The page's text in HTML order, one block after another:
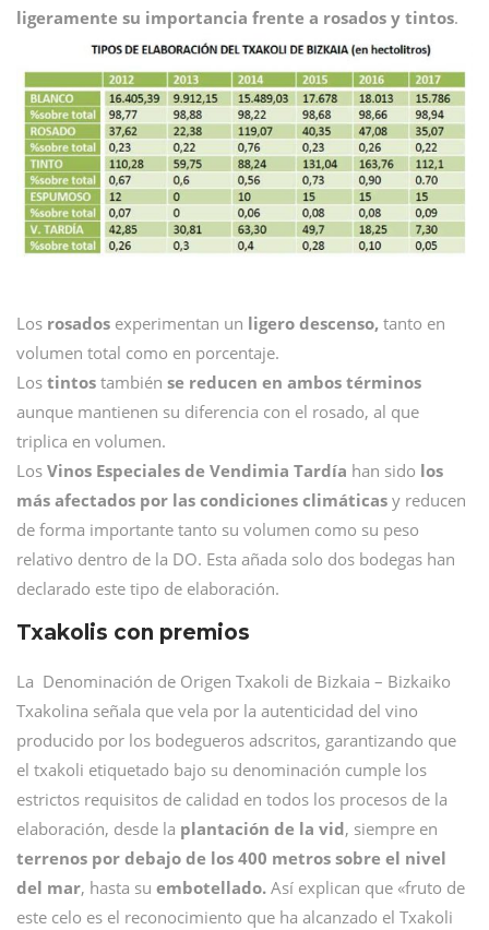
ligeramente su importancia frente a rosados y tintos.
Los rosados experimentan un ligero descenso, tanto en
volumen total como en porcentaje.
Los tintos también se reducen en ambos términos
aunque mantienen su diferencia con el rosado, al que
triplica en volumen.
Los Vinos Especiales de Vendimia Tardía han sido los
más afectados por las condiciones climáticas y reducen
de forma importante tanto su volumen como su peso
relativo dentro de la DO. Esta añada solo dos bodegas han
declarado este tipo de elaboración.
Txakolis con premios
La Denominación de Origen Txakoli de Bizkaia – Bizkaiko
Txakolina señala que vela por la autenticidad del vino
producido por los bodegueros adscritos, garantizando que
el txakoli etiquetado bajo su denominación cumple los
estrictos requisitos de calidad en todos los procesos de la
elaboración, desde la plantación de la vid, siempre en
terrenos por debajo de los 400 metros sobre el nivel
del mar, hasta su embotellado. Así explican que «fruto de
este celo es el reconocimiento que ha alcanzado el Txakoli